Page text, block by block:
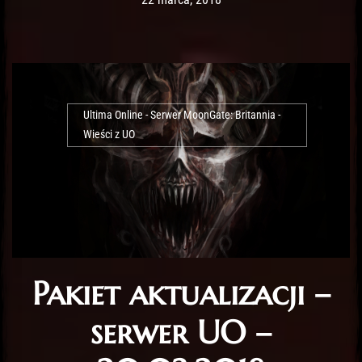
Ultima Online - Serwer MoonGate: Britannia -
Wieści z UO
Pakiet aktualizacji –
serwer UO –